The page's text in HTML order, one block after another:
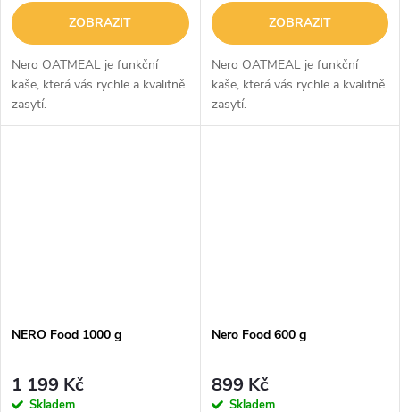
ZOBRAZIT
Nero OATMEAL je funkční
kaše, která vás rychle a kvalitně
zasytí.
ZOBRAZIT
Nero OATMEAL je funkční
kaše, která vás rychle a kvalitně
zasytí.
NERO Food 1000 g
1 199 Kč
Skladem
Nero Food 600 g
899 Kč
Skladem